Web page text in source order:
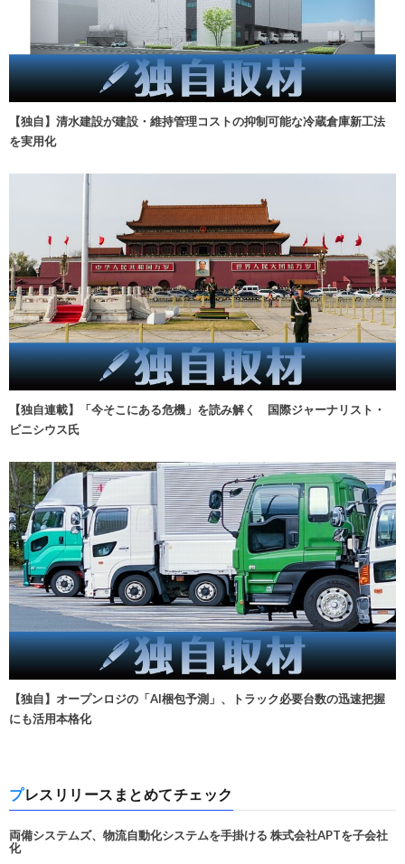
【独自】清水建設が建設・維持管理コストの抑制可能な冷蔵倉庫新工法
を実用化
【独自連載】「今そこにある危機」を読み解く 国際ジャーナリスト・
ビニシウス氏
【独自】オープンロジの「AI梱包予測」、トラック必要台数の迅速把握
にも活用本格化
プレスリリースまとめてチェック
両備システムズ、物流自動化システムを手掛ける 株式会社APTを子会社
化